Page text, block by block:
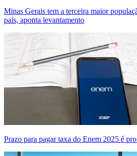
Minas Gerais tem a terceira maior
país, aponta levantamento
Prazo para pagar taxa do Enem 2025 é